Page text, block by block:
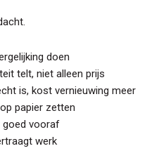
doen
telt, niet alleen prijs
is, kost vernieuwing meer
papier zetten
goed vooraf
werk